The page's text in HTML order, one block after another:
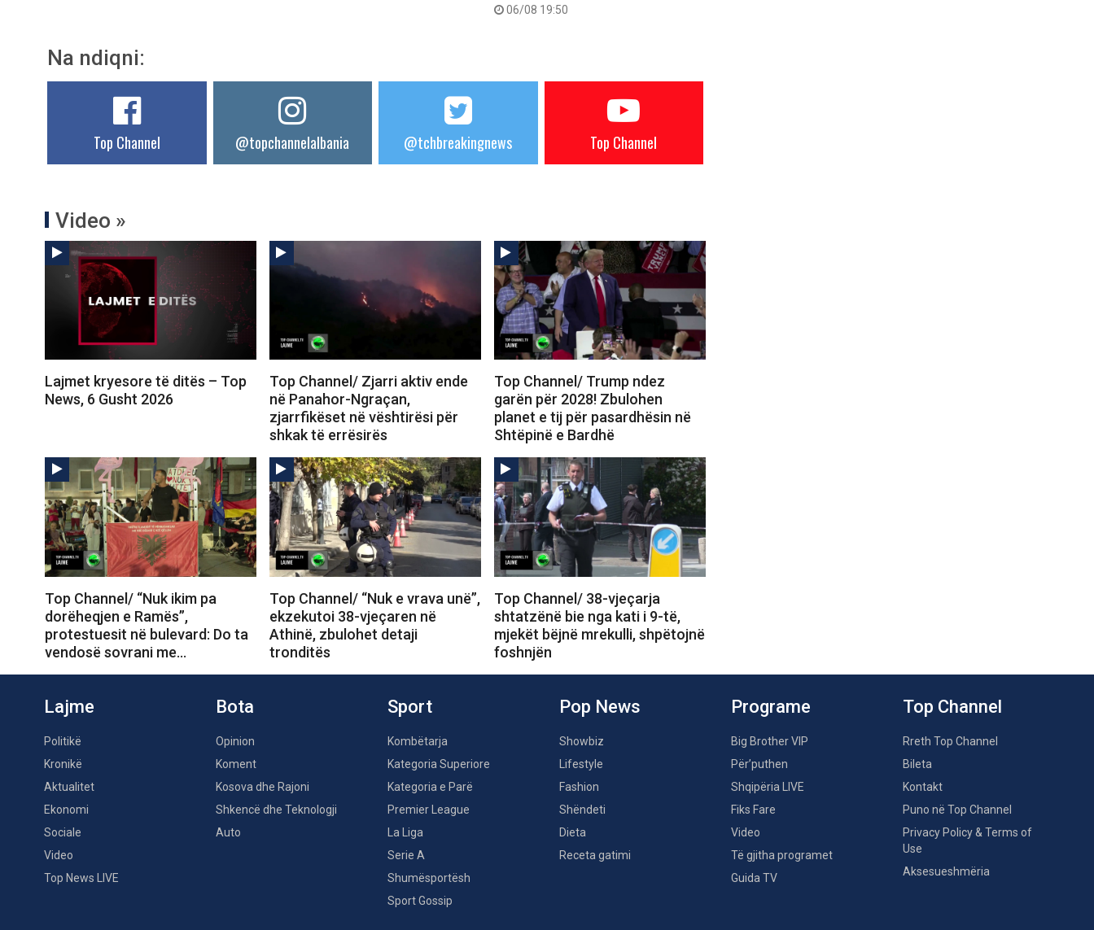
06/08 19:50
Na ndiqni:
Top Channel @topchannelalbania @tchbreakingnews Top Channel
Video »
Lajmet kryesore të ditës – Top
News, 6 Gusht 2026
Top Channel/ Zjarri aktiv ende
në Panahor-Ngraçan,
zjarrfikëset në vështirësi për
shkak të errësirës
Top Channel/ Trump ndez
garën për 2028! Zbulohen
planet e tij për pasardhësin në
Shtëpinë e Bardhë
Top Channel/ “Nuk ikim pa
dorëheqjen e Ramës”,
protestuesit në bulevard: Do ta
vendosë sovrani me…
Top Channel/ “Nuk e vrava unë”,
ekzekutoi 38-vjeçaren në
Athinë, zbulohet detaji
tronditës
Top Channel/ 38-vjeçarja
shtatzënë bie nga kati i 9-të,
mjekët bëjnë mrekulli, shpëtojnë
foshnjën
Lajme
Politikë
Kronikë
Aktualitet
Ekonomi
Sociale
Video
Top News LIVE
Bota
Opinion
Koment
Kosova dhe Rajoni
Shkencë dhe Teknologji
Auto
Sport
Kombëtarja
Kategoria Superiore
Kategoria e Parë
Premier League
La Liga
Serie A
Shumësportësh
Sport Gossip
Pop News
Showbiz
Lifestyle
Fashion
Shëndeti
Dieta
Receta gatimi
Programe
Big Brother VIP
Për’puthen
Shqipëria LIVE
Fiks Fare
Video
Të gjitha programet
Guida TV
Top Channel
Rreth Top Channel
Bileta
Kontakt
Puno në Top Channel
Privacy Policy & Terms of
Use
Aksesueshmëria